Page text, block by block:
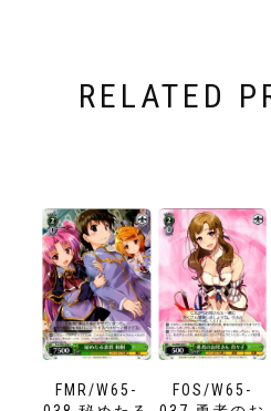
RELATED
FMR/W65-
FOS/W65-